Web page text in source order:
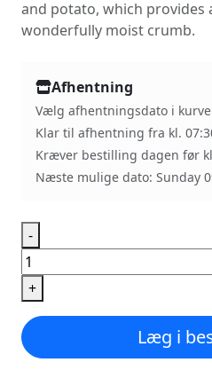
and potato, which provides
wonderfully moist crumb.
Afhentning
Vælg afhentningsdato i
Klar til afhentning fra kl.
Kræver bestilling dagen før
Næste mulige dato: Sunday
-
Kartoffel
rundstykke
quantity
+
Læg i